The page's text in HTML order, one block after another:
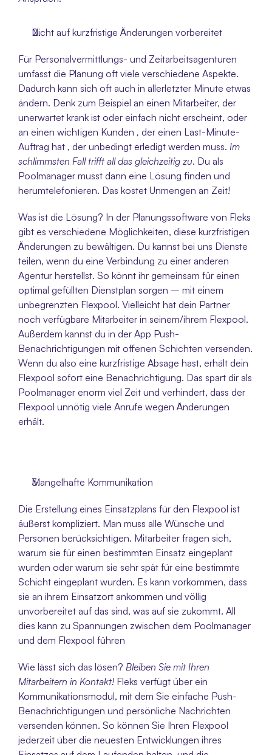
Nicht auf kurzfristige Änderungen vorbereitet
Für Personalvermittlungs- und Zeitarbeitsagenturen
umfasst die Planung oft viele verschiedene Aspekte.
Dadurch kann sich oft auch in allerletzter Minute etwas
ändern. Denk zum Beispiel an einen Mitarbeiter, der
unerwartet krank ist oder einfach nicht erscheint, oder
an einen wichtigen Kunden , der einen Last-Minute-
Auftrag hat , der unbedingt erledigt werden muss. Im
schlimmsten Fall trifft all das gleichzeitig zu. Du als
Poolmanager musst dann eine Lösung finden und
herumtelefonieren. Das kostet Unmengen an Zeit!
Was ist die Lösung? In der Planungssoftware von Fleks
gibt es verschiedene Möglichkeiten, diese kurzfristigen
Änderungen zu bewältigen. Du kannst bei uns Dienste
teilen, wenn du eine Verbindung zu einer anderen
Agentur herstellst. So könnt ihr gemeinsam für einen
optimal gefüllten Dienstplan sorgen – mit einem
unbegrenzten Flexpool. Vielleicht hat dein Partner
noch verfügbare Mitarbeiter in seinem/ihrem Flexpool.
Außerdem kannst du in der App Push-
Benachrichtigungen mit offenen Schichten versenden.
Wenn du also eine kurzfristige Absage hast, erhält dein
Flexpool sofort eine Benachrichtigung. Das spart dir als
Poolmanager enorm viel Zeit und verhindert, dass der
Flexpool unnötig viele Anrufe wegen Änderungen
erhält.
Mangelhafte Kommunikation
Die Erstellung eines Einsatzplans für den Flexpool ist
äußerst kompliziert. Man muss alle Wünsche und
Personen berücksichtigen. Mitarbeiter fragen sich,
warum sie für einen bestimmten Einsatz eingeplant
wurden oder warum sie sehr spät für eine bestimmte
Schicht eingeplant wurden. Es kann vorkommen, dass
sie an ihrem Einsatzort ankommen und völlig
unvorbereitet auf das sind, was auf sie zukommt. All
dies kann zu Spannungen zwischen dem Poolmanager
und dem Flexpool führen
Wie lässt sich das lösen? Bleiben Sie mit Ihren
Mitarbeitern in Kontakt! Fleks verfügt über ein
Kommunikationsmodul, mit dem Sie einfache Push-
Benachrichtigungen und persönliche Nachrichten
versenden können. So können Sie Ihren Flexpool
jederzeit über die neuesten Entwicklungen ihres